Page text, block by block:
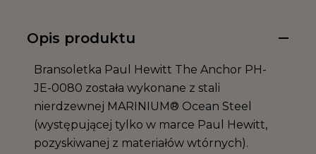
Opis produktu
Bransoletka Paul Hewitt The Anchor PH-
JE-0080 została wykonane z stali
nierdzewnej MARINIUM® Ocean Steel
(występującej tylko w marce Paul Hewitt,
pozyskiwanej z materiałów wtórnych).